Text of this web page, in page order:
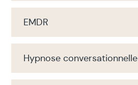
EMDR
Hypnose conversationnelle